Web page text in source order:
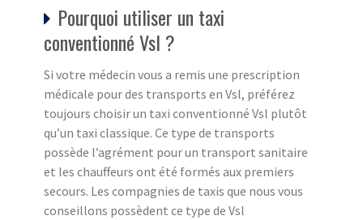
Pourquoi utiliser un taxi
conventionné Vsl ?
Si votre médecin vous a remis une prescription
médicale pour des transports en Vsl, préférez
toujours choisir un taxi conventionné Vsl plutôt
qu’un taxi classique. Ce type de transports
possède l’agrément pour un transport sanitaire
et les chauffeurs ont été formés aux premiers
secours. Les compagnies de taxis que nous vous
conseillons possèdent ce type de Vsl